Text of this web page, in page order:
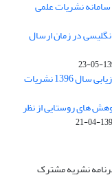
نشریات علمی
در زمان ارسال
کسب رتبه A فصلنامه پژوهش های روستایی در ارزیابی سال 1396 نشریات
های روستایی از نظر
1395-
نشریه مشترک